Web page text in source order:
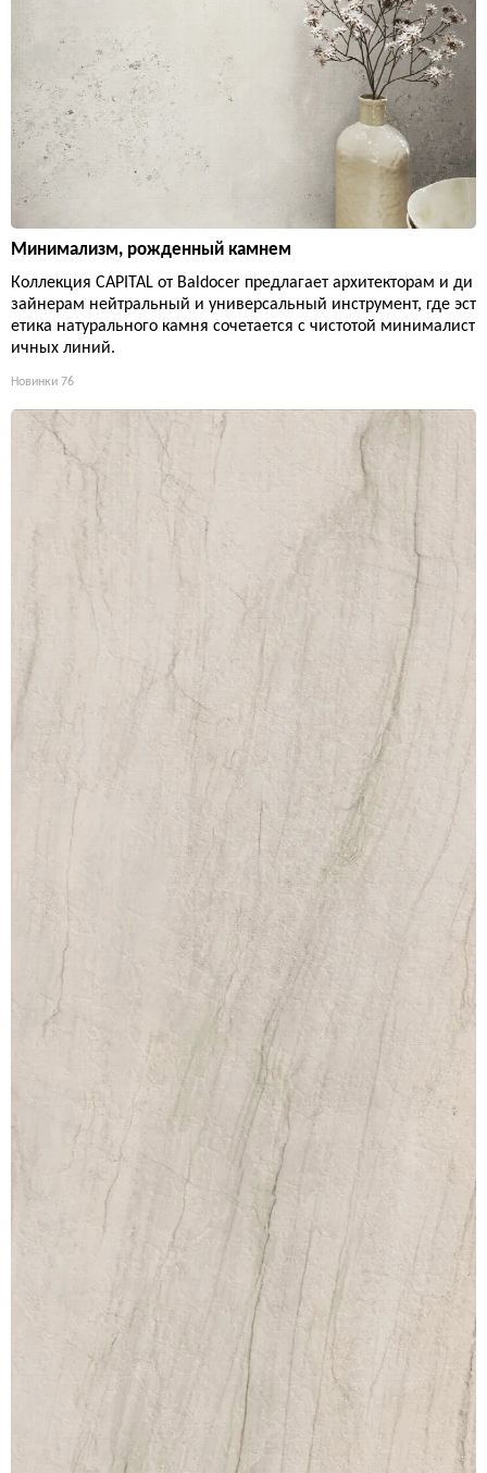
Минимализм, рожденный камнем
Коллекция CAPITAL от Baldocer предлагает архитекторам и ди
зайнерам нейтральный и универсальный инструмент, где эст
етика натурального камня сочетается с чистотой минималист
ичных линий.
Новинки 76